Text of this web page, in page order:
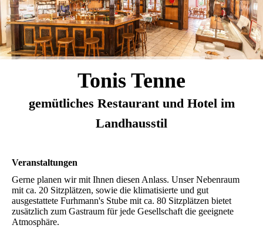
Tonis Tenne
gemütliches Restaurant und Hotel im
Landhausstil
Veranstaltungen
Gerne planen wir mit Ihnen diesen Anlass. Unser Nebenraum
mit ca. 20 Sitzplätzen, sowie die klimatisierte und gut
ausgestattete Furhmann's Stube mit ca. 80 Sitzplätzen bietet
zusätzlich zum Gastraum für jede Gesellschaft die geeignete
Atmosphäre.